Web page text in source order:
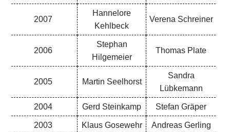
2007
Hannelore
Kehlbeck
Verena Schreiner
2006
Stephan
Hilgemeier
Thomas Plate
2005 Martin Seelhorst
Sandra
Lübkemann
2004 Gerd Steinkamp Stefan Gräper
2003 Klaus Gosewehr Andreas Gerling